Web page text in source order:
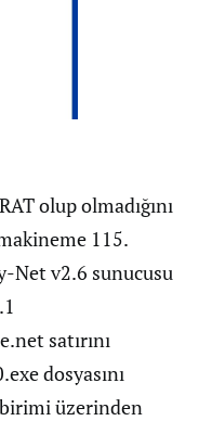
olup olmadığını
115.
Net v2.6 sunucusu
satırını
dosyasını
üzerinden